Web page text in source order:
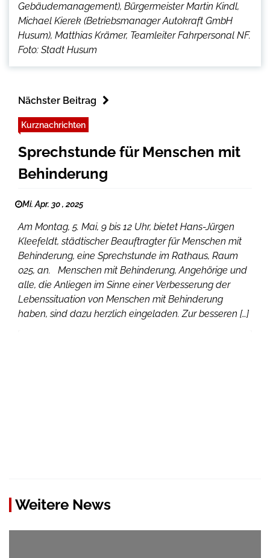
Gebäudemanagement), Bürgermeister Martin Kindl,
Michael Kierek (Betriebsmanager Autokraft GmbH
Husum), Matthias Krämer, Teamleiter Fahrpersonal NF.
Foto: Stadt Husum
Nächster Beitrag
Kurznachrichten
Sprechstunde für Menschen mit
Behinderung
Mi. Apr. 30 , 2025
Am Montag, 5. Mai, 9 bis 12 Uhr, bietet Hans-Jürgen
Kleefeldt, städtischer Beauftragter für Menschen mit
Behinderung, eine Sprechstunde im Rathaus, Raum
025, an. Menschen mit Behinderung, Angehörige und
alle, die Anliegen im Sinne einer Verbesserung der
Lebenssituation von Menschen mit Behinderung
haben, sind dazu herzlich eingeladen. Zur besseren […]
Weitere News